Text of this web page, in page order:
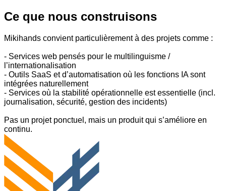
Ce que nous construisons
Mikihands convient particulièrement à des projets comme :
- Services web pensés pour le multilinguisme /
l’internationalisation
- Outils SaaS et d’automatisation où les fonctions IA sont
intégrées naturellement
- Services où la stabilité opérationnelle est essentielle (incl.
journalisation, sécurité, gestion des incidents)
Pas un projet ponctuel, mais un produit qui s’améliore en
continu.